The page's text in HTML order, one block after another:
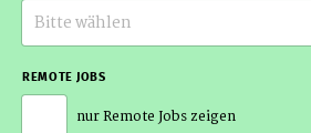
Bitte wählen
REMOTE JOBS
nur Remote Jobs zeigen